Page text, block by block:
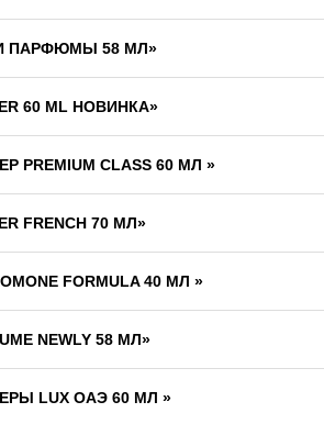
ПАРФЮМЫ 58 МЛ»
60 ML НОВИНКА»
PREMIUM CLASS 60 МЛ »
FRENCH 70 МЛ»
FORMULA 40 МЛ »
NEWLY 58 МЛ»
LUX ОАЭ 60 МЛ »